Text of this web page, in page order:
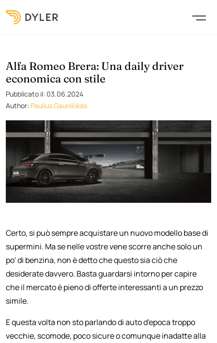
Alfa Romeo Brera: Una daily driver
economica con stile
Pubblicato il: 03.06.2024
Author: Paulius Gaurilčikas
Certo, si può sempre acquistare un nuovo modello base di
supermini. Ma se nelle vostre vene scorre anche solo un
po' di benzina, non è detto che questo sia ciò che
desiderate davvero. Basta guardarsi intorno per capire
che il mercato è pieno di offerte interessanti a un prezzo
simile.
E questa volta non sto parlando di auto d'epoca troppo
vecchie, scomode, poco sicure o comunque inadatte alla